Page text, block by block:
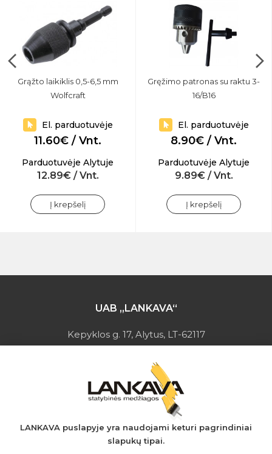
Grąžto laikiklis 0,5-6,5 mm
Wolfcraft
El. parduotuvėje
11.60€ / Vnt.
Parduotuvėje Alytuje
12.89€ / Vnt.
Į krepšelį
Gręžimo patronas su raktu 3-
16/B16
El. parduotuvėje
8.90€ / Vnt.
Parduotuvėje Alytuje
9.89€ / Vnt.
Į krepšelį
UAB „LANKAVA“
Kepyklos g. 17, Alytus, LT-62117
Įmonės kodas: 149728275
PVM mokėtojo kodas: LT497282716
A.s.: LT037044060001923651
AB SEB bankas
+370 610 42 222
LANKAVA puslapyje yra naudojami keturi pagrindiniai
slapukų tipai.